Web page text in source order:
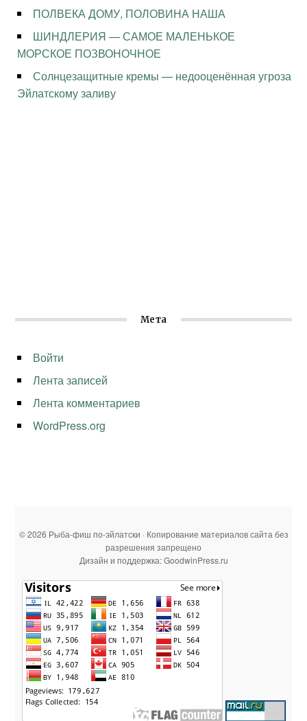
ПОЛВЕКА ДОМУ, ПОЛОВИНА НАША
ШИНДЛЕРИЯ — САМОЕ МАЛЕНЬКОЕ
МОРСКОЕ ПОЗВОНОЧНОЕ
Солнцезащитные кремы — недооценённая угроза
Эйлатскому заливу
Мета
Войти
Лента записей
Лента комментариев
WordPress.org
© 2026 Рыба-фиш по-эйлатски · Копирование материалов сайта без
разрешения запрещено
Дизайн и поддержка: GoodwinPress.ru